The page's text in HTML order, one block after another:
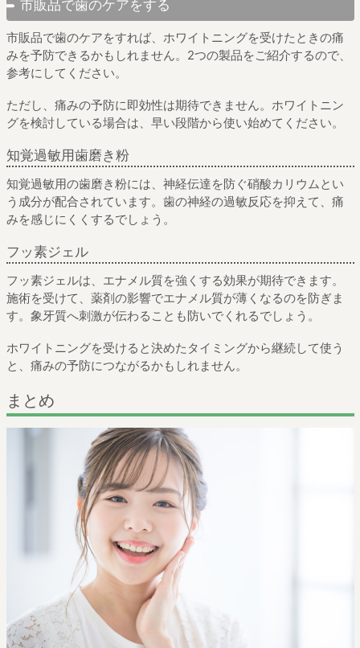
市販品で歯のケアをする
市販品で歯のケアをすれば、ホワイトニングを受けたときの痛
みを予防できるかもしれません。2つの製品をご紹介するので、
参考にしてください。
ただし、痛みの予防に即効性は期待できません。ホワイトニン
グを検討している場合は、早い段階から使い始めてください。
知覚過敏用歯磨き粉
知覚過敏用の歯磨き粉には、神経伝達を防ぐ硝酸カリウムとい
う成分が配合されています。歯の神経の過敏反応を抑えて、痛
みを感じにくくするでしょう。
フッ素ジェル
フッ素ジェルは、エナメル質を強くする効果が期待できます。
施術を受けて、薬剤の影響でエナメル質が薄くなるのを防ぎま
す。象牙質へ刺激が伝わることも防いでくれるでしょう。
ホワイトニングを受けると決めたタイミングから継続して使う
と、痛みの予防につながるかもしれません。
まとめ